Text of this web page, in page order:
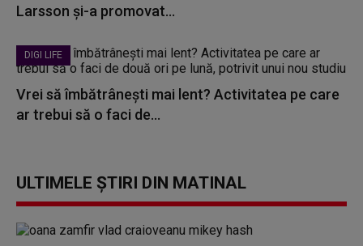
Larsson și-a promovat...
DIGI LIFE
Vrei să îmbătrânești mai lent? Activitatea pe care
ar trebui să o faci de...
ULTIMELE ȘTIRI DIN MATINAL